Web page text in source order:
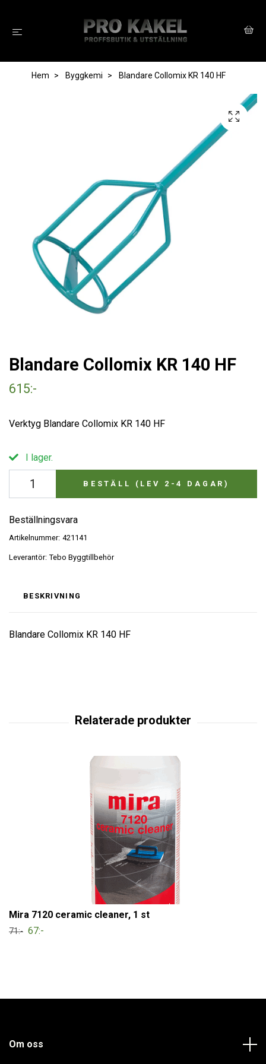
Hem Byggkemi Blandare Collomix KR 140 HF
Blandare Collomix KR 140 HF
615:-
Verktyg Blandare Collomix KR 140 HF
I lager.
BESTÄLL (LEV 2-4 DAGAR)
Beställningsvara
Artikelnummer: 421141
Leverantör: Tebo Byggtillbehör
BESKRIVNING
Blandare Collomix KR 140 HF
Mira 7120 ceramic cleaner, 1 st
71:- 67:-
Om oss